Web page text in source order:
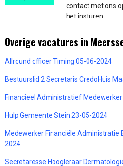
contact met ons
het insturen.
Overige vacatures in
Allround officer Timing 05-06-2024
Bestuurslid 2 Secretaris CredoHuis
Financieel Administratief
Hulp Gemeente Stein 23-05-2024
Medewerker Financiële Administratie
2024
Secretaresse Hoogleraar